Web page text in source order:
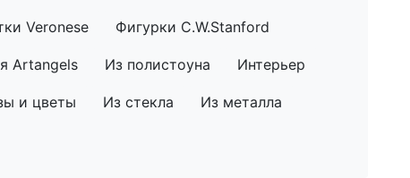
Veronese Фигурки C.W.Stanford
Artangels Из полистоуна Интерьер
и цветы Из стекла Из металла